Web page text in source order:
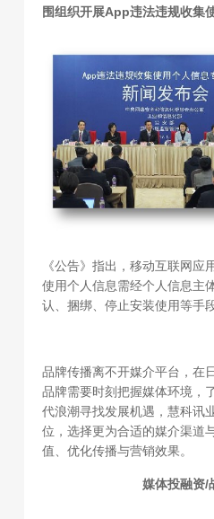
围组织开展App违法违规收集
《公告》指出，移动互联网应
使用个人信息需经个人信息主
认、捆绑、停止安装使用等手
品牌传播离不开媒介平台，在
品牌需要时刻把握媒体环境，
代浪潮寻找发展机遇，慧科讯
位，选择更为合适的媒介渠道
值、优化传播与营销效果。
媒体投融资/